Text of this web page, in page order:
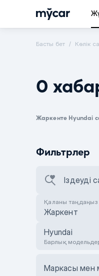
Басты бет Көлік
0
Жаркенте Hyundai
Фильтрлер
Іздеуді
Қаланы таңдаңыз
Жаркент
Hyundai
Барлық